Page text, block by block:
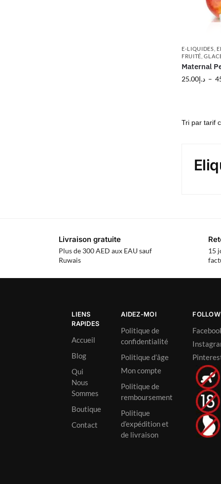
E-LIQUIDES
FRUITÉ ,
Maternal
د.إ25.00 –
Livraison gratuite
Plus de 300 AED aux EAU sauf
Ruwais
15
LIENS
RAPIDES
Accueil
Blog
Qui
Nous
Sommes
Boutique
Contact
AIDEZ-MOI
Politique de
confidentialité
Politique d’âge
Mon compte
Politique de
remboursement
Politique
d’expédition et
de livraison
FOLLOW